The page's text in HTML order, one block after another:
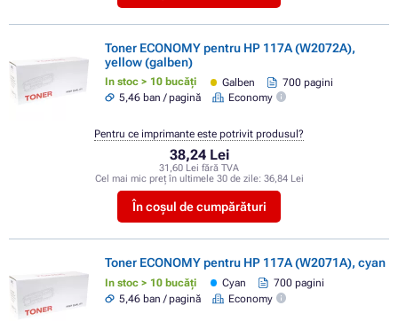
Toner ECONOMY pentru HP 117A (W2072A),
yellow (galben)
In stoc > 10 bucăți Galben
700 pagini
5,46 ban / pagină
Economy
38,24 Lei
31,60 Lei fără TVA
Cel mai mic preț în ultimele 30 de zile: 36,84 Lei
În coșul de cumpărături
Pentru ce imprimante este potrivit produsul?
Toner ECONOMY pentru HP 117A (W2071A), cyan
In stoc > 10 bucăți Cyan
700 pagini
5,46 ban / pagină
Economy